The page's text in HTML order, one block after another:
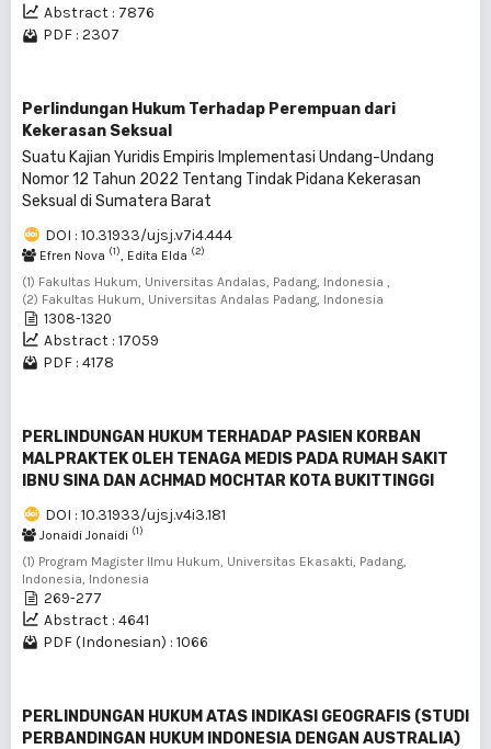
Abstract : 7876
PDF : 2307
Perlindungan Hukum Terhadap Perempuan dari
Kekerasan Seksual
Suatu Kajian Yuridis Empiris Implementasi Undang-Undang
Nomor 12 Tahun 2022 Tentang Tindak Pidana Kekerasan
Seksual di Sumatera Barat
DOI : 10.31933/ujsj.v7i4.444
Efren Nova (1) , Edita Elda (2)
(1) Fakultas Hukum, Universitas Andalas, Padang, Indonesia ,
(2) Fakultas Hukum, Universitas Andalas Padang, Indonesia
1308-1320
Abstract : 17059
PDF : 4178
PERLINDUNGAN HUKUM TERHADAP PASIEN KORBAN
MALPRAKTEK OLEH TENAGA MEDIS PADA RUMAH SAKIT
IBNU SINA DAN ACHMAD MOCHTAR KOTA BUKITTINGGI
DOI : 10.31933/ujsj.v4i3.181
Jonaidi Jonaidi (1)
(1) Program Magister Ilmu Hukum, Universitas Ekasakti, Padang,
Indonesia, Indonesia
269-277
Abstract : 4641
PDF (Indonesian) : 1066
PERLINDUNGAN HUKUM ATAS INDIKASI GEOGRAFIS (STUDI
PERBANDINGAN HUKUM INDONESIA DENGAN AUSTRALIA)